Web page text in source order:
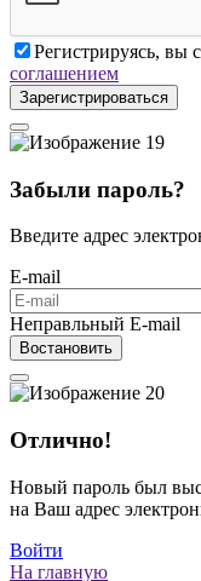
Регистрируясь, вы
соглашением
Зарегистрироваться
Забыли пароль?
Введите адрес
E-mail
Неправльный E-mail
Востановить
Отлично!
Новый пароль был
на Ваш адрес
Войти
На главную